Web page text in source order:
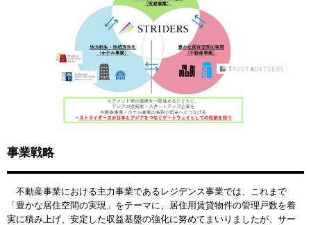
事業戦略
不動産事業における主力事業であるレジデンス事業では、これまで
「豊かな居住空間の実現」をテーマに、居住用賃貸物件の管理戸数を着
実に積み上げ、安定した収益基盤の強化に努めてまいりましたが、サー